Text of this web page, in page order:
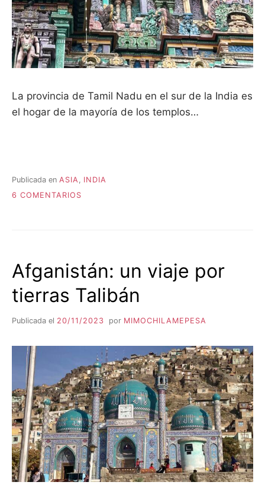
La provincia de Tamil Nadu en el sur de la India es
el hogar de la mayoría de los templos…
Publicada en ASIA
INDIA
6 COMENTARIOS
Afganistán: un viaje por
tierras Talibán
Publicada el 20/11/2023 por MIMOCHILAMEPESA